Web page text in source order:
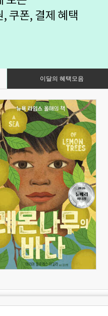
이달의 혜택모음